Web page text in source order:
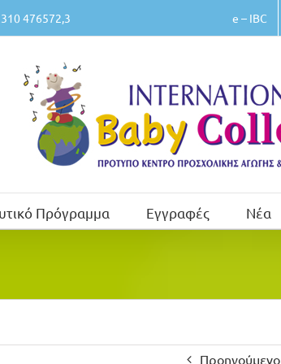
476572,3 e – IBC
Πρόγραμμα Εγγραφές Νέα
Προηγούμενο